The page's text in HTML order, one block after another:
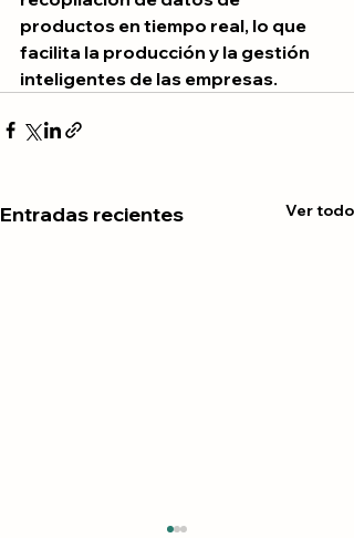
productos en tiempo real, lo que
facilita la producción y la gestión
inteligentes de las empresas.
Entradas recientes Ver todo